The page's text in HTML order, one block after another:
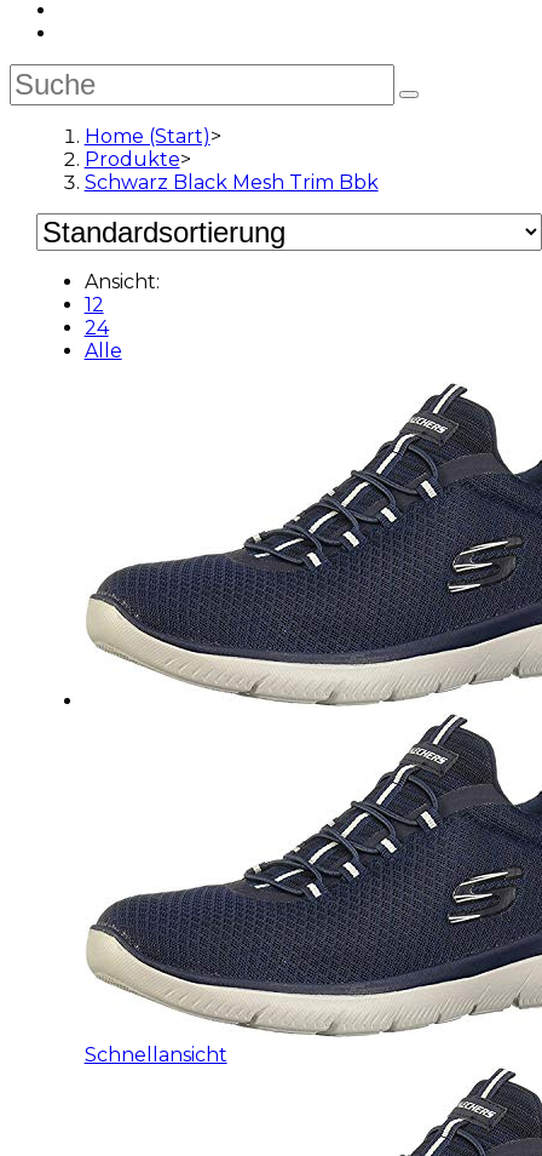
Home (Start)>
Produkte>
Schwarz Black Mesh Trim Bbk
Ansicht:
12
24
Alle
Schnellansicht